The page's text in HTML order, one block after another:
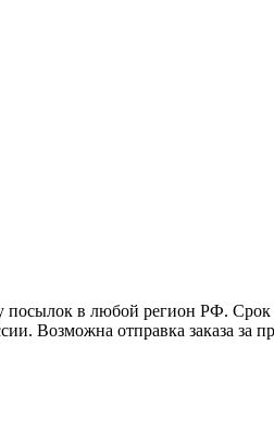
посылок в любой регион РФ.
Возможна отправка заказа за